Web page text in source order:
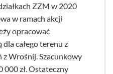
ZZM w 2020
w ramach akcji
opracować
całego terenu z
z Wrośnij. Szacunkowy
000 zł. Ostateczny